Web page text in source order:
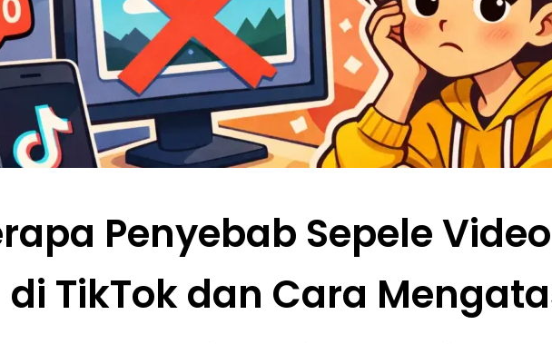
Penyebab Sepele
di TikTok dan Cara